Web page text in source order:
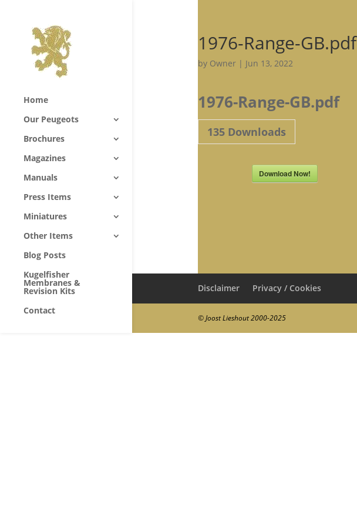
Home
Our Peugeots
Brochures
Magazines
Manuals
Press Items
Miniatures
Other Items
Blog Posts
Kugelfisher
Membranes &
Revision Kits
Contact
1976-Range-GB.pdf
by Owner| Jun 13, 2022
1976-Range-GB.pdf
135Downloads
Download Now!
Disclaimer Privacy / Cookies
© Joost Lieshout 2000-2025